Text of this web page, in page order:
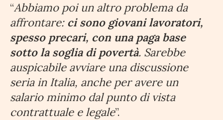
“Abbiamo poi un altro problema da
affrontare: ci sono giovani lavoratori,
spesso precari, con una paga base
sotto la soglia di povertà. Sarebbe
auspicabile avviare una discussione
seria in Italia, anche per avere un
salario minimo dal punto di vista
contrattuale e legale”.